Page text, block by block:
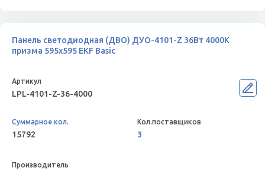
Панель светодиодная (ДВО) ДУО-4101-Z 36Вт 4000К
призма 595х595 EKF Basic
LPL-4101-Z-36-4000
15792 3